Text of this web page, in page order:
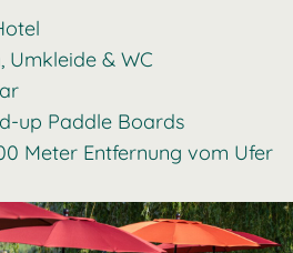
Umkleide & WC
up Paddle Boards
Meter Entfernung vom Ufer